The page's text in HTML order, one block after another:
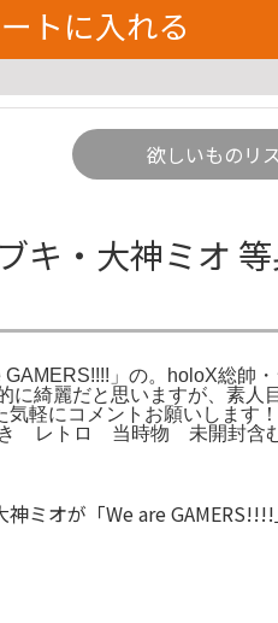
トに入れる
欲しいものリ
キ・大神ミオ
」の。holoX総帥
に綺麗だと思いますが、素人
軽にコメントお願いします
き レトロ 当時物 未開封含